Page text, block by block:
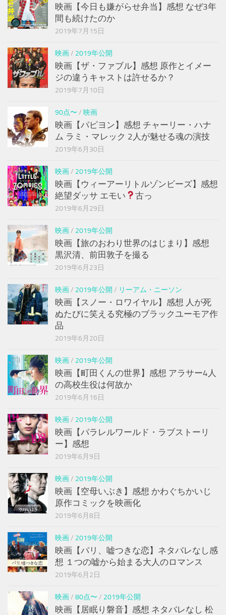
映画【今日も嫌がらせ弁当】感想 なぜ3年
間も続けたのか
2019年7月15日
映画/ 2019年公開
映画【ザ・ファブル】感想 原作とイメー
ジの違うキャストは許せるか？
2019年7月10日
90点〜 / 映画
映画【パピヨン】感想 チャーリー・ハナ
ム ラミ・マレック 2人が魅せる魂の演技
2019年6月30日
映画/ 2019年公開
映画【ウィーアーリトルゾンビーズ】感想
絶望ダッサ エモい
古っ
2019年6月29日
映画/ 2019年公開
映画【旅のおわり世界のはじまり】感想
黒沢清、前田敦子を撮る
2019年6月23日
映画/ 2019年公開 / リーアム・ニーソン
映画【スノー・ロワイヤル】感想 人が死
ぬたびに笑える究極のブラックユーモア作
品
2019年6月20日
映画/ 2019年公開
映画【町田くんの世界】感想 アラサー4人
の高校生役は何故か
2019年6月16日
映画/ 2019年公開
映画【パラレルワールド・ラブストーリ
ー】感想
2019年6月9日
映画/ 2019年公開
映画【空母いぶき】感想 かわぐちかいじ
原作コミックを映画化
2019年6月8日
映画/ 2019年公開
映画【パリ、嘘つきな恋】ネタバレなし感
想 １つの嘘から始まる大人のロマンス
2019年6月2日
映画/ 80点〜 / 2019年公開
映画【居眠り磐音】感想 ネタバレなし 松